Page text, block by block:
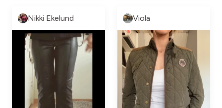
Nikki Ekelund Viola